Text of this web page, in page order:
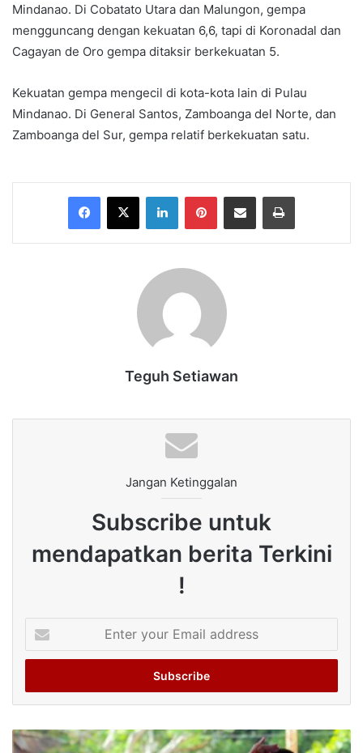
Mindanao. Di Cobatato Utara dan Malungon, gempa
mengguncang dengan kekuatan 6,6, tapi di Koronadal dan
Cagayan de Oro gempa ditaksir berkekuatan 5.
Kekuatan gempa mengecil di kota-kota lain di Pulau
Mindanao. Di General Santos, Zamboanga del Norte, dan
Zamboanga del Sur, gempa relatif berkekuatan satu.
Facebook
X LinkedInPinterestShare via Email Print
Teguh Setiawan
Jangan Ketinggalan
Subscribe untuk
mendapatkan berita Terkini
!
your
Email